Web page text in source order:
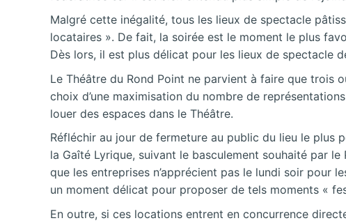
Malgré cette inégalité, tous les lieux de spectacle
locataires ». De fait, la soirée est le moment le plus
Dès lors, il est plus délicat pour les lieux de spectacle
Le Théâtre du Rond Point ne parvient à faire que trois
choix d’une maximisation du nombre de
louer des espaces dans le Théâtre.
Réfléchir au jour de fermeture au public du lieu le plus
la Gaîté Lyrique, suivant le basculement souhaité par
que les entreprises n’apprécient pas le lundi soir pour
un moment délicat pour proposer de tels moments «
En outre, si ces locations entrent en concurrence